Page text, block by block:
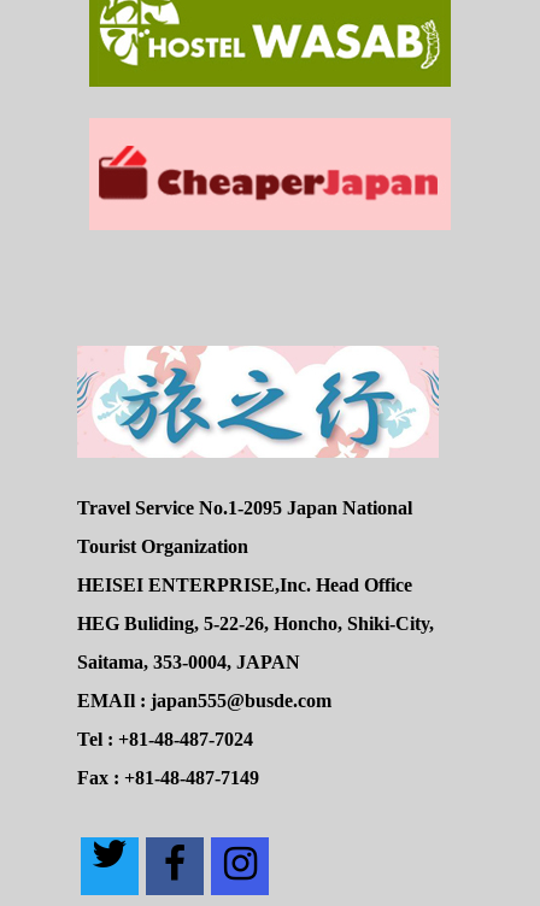
Travel Service No.1-2095 Japan National
Tourist Organization
HEISEI ENTERPRISE,Inc. Head Office
HEG Buliding, 5-22-26, Honcho, Shiki-City,
Saitama, 353-0004, JAPAN
EMAIl : japan555@busde.com
Tel : +81-48-487-7024
Fax : +81-48-487-7149